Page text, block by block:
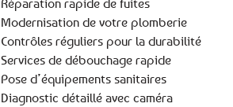
Réparation rapide de fuites
Modernisation de votre plomberie
Contrôles réguliers pour la durabilité
Services de débouchage rapide
Pose d’équipements sanitaires
Diagnostic détaillé avec caméra